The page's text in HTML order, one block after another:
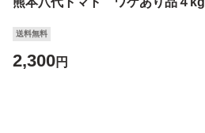
送料無料
2,300円